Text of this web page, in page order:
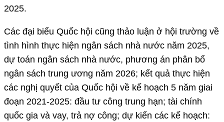
2025.
Các đại biểu Quốc hội cũng thảo luận ở hội trường về
tình hình thực hiện ngân sách nhà nước năm 2025,
dự toán ngân sách nhà nước, phương án phân bổ
ngân sách trung ương năm 2026; kết quả thực hiện
các nghị quyết của Quốc hội về kế hoạch 5 năm giai
đoạn 2021-2025: đầu tư công trung hạn; tài chính
quốc gia và vay, trả nợ công; dự kiến các kế hoạch: